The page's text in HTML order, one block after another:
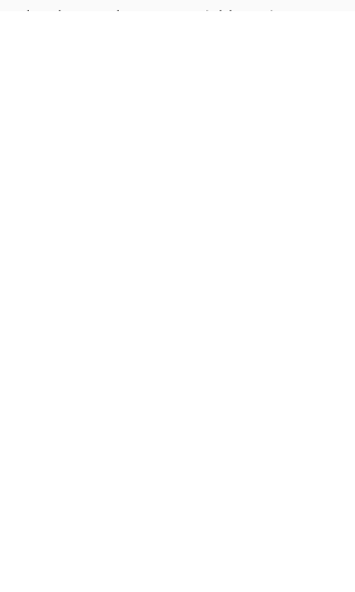
de alguna de esas variables ni menos